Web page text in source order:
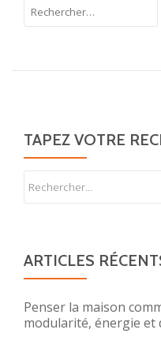
TAPEZ VOTRE
ARTICLES
Penser la maison
modularité, énergie et